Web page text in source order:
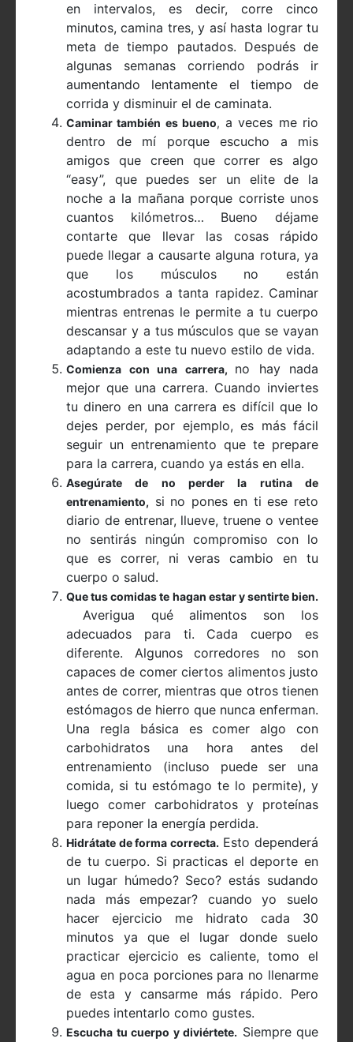
en intervalos, es decir, corre cinco
minutos, camina tres, y así hasta lograr tu
meta de tiempo pautados. Después de
algunas semanas corriendo podrás ir
aumentando lentamente el tiempo de
corrida y disminuir el de caminata.
Caminar también es bueno, a veces me rio
dentro de mí porque escucho a mis
amigos que creen que correr es algo
“easy”, que puedes ser un elite de la
noche a la mañana porque corriste unos
cuantos kilómetros… Bueno déjame
contarte que llevar las cosas rápido
puede llegar a causarte alguna rotura, ya
que los músculos no están
acostumbrados a tanta rapidez. Caminar
mientras entrenas le permite a tu cuerpo
descansar y a tus músculos que se vayan
adaptando a este tu nuevo estilo de vida.
Comienza con una carrera, no hay nada
mejor que una carrera. Cuando inviertes
tu dinero en una carrera es difícil que lo
dejes perder, por ejemplo, es más fácil
seguir un entrenamiento que te prepare
para la carrera, cuando ya estás en ella.
Asegúrate de no perder la rutina de
entrenamiento, si no pones en ti ese reto
diario de entrenar, llueve, truene o ventee
no sentirás ningún compromiso con lo
que es correr, ni veras cambio en tu
cuerpo o salud.
Que tus comidas te hagan estar y sentirte bien.
Averigua qué alimentos son los
adecuados para ti. Cada cuerpo es
diferente. Algunos corredores no son
capaces de comer ciertos alimentos justo
antes de correr, mientras que otros tienen
estómagos de hierro que nunca enferman.
Una regla básica es comer algo con
carbohidratos una hora antes del
entrenamiento (incluso puede ser una
comida, si tu estómago te lo permite), y
luego comer carbohidratos y proteínas
para reponer la energía perdida.
Hidrátate de forma correcta. Esto dependerá
de tu cuerpo. Si practicas el deporte en
un lugar húmedo? Seco? estás sudando
nada más empezar? cuando yo suelo
hacer ejercicio me hidrato cada 30
minutos ya que el lugar donde suelo
practicar ejercicio es caliente, tomo el
agua en poca porciones para no llenarme
de esta y cansarme más rápido. Pero
puedes intentarlo como gustes.
Escucha tu cuerpo y diviértete. Siempre que